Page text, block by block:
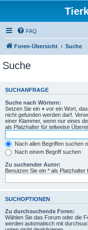
FAQ
Foren-Übersicht Suche
Suche
SUCHANFRAGE
Suche nach Wörtern:
Setzen Sie ein + vor ein Wort,
nicht gefunden werden darf.
einer Klammer, wenn nur eines
als Platzhalter für teilweise
Nach allen Begriffen suchen
Nach einem Begriff suchen
Zu suchender Autor:
Benutzen Sie ein * als Platzhalter
SUCHOPTIONEN
Zu durchsuchende Foren:
Wählen Sie das Forum oder die
werden automatisch mit